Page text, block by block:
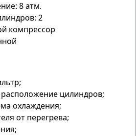
8 атм.
2
компрессор
цилиндров;
охлаждения;
от перегрева;